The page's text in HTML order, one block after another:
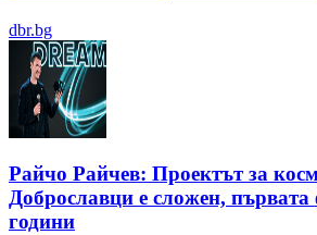
dbr.bg
Райчо Райчев: Проектът за
Доброславци е сложен, първата
години